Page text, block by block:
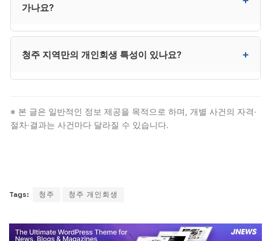
변제 능력이 회복되지 않은 상태로 재신청하면 다시
폐지될 위험이 있어, 개인파산도 함께 검토하시는 것이
가나요?
흥덕·청원 등 청주 전역이 청주지방법원 관할입니다.
청주 지역만의 개인회생 특성이 있나요? +
법적 자격 요건과 절차 자체는 전국 동일하므로, 청주
거주자도 일반 개인회생 절차를 그대로 따릅니다.
※ 본 글은 일반적인 정보 제공을 목적으로 하며, 개별 사건의 자격·
절차·결과는 사건마다 달라질 수 있습니다.
Tags: 청주 청주 개인회생